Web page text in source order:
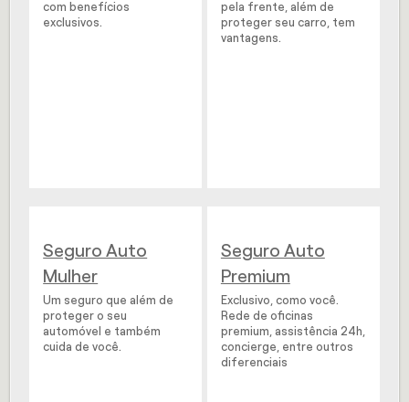
com benefícios
exclusivos.
pela frente, além de
proteger seu carro, tem
vantagens.
Seguro Auto
Mulher
Um seguro que além de
proteger o seu
automóvel e também
cuida de você.
Seguro Auto
Premium
Exclusivo, como você.
Rede de oficinas
premium, assistência 24h,
concierge, entre outros
diferenciais